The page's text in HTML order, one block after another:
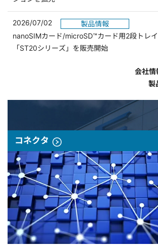
2026/07/02
製品情報
nanoSIMカード/microSD™カード用2段トレ
「ST20シリーズ」を販売開始
会社情
製
コネクタ